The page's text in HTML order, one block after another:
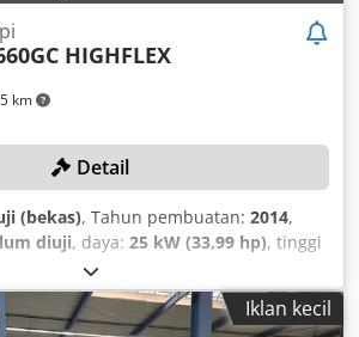
km
HIGHFLEX
Detail
(bekas), Tahun pembuatan: 2014,
diuji, daya: 25 kW (33,99 hp), tinggi
, ketebalan tepi (maks.):
sumbu X:18 m/menit,
CE, TECHNICAL DETAILS Panel
Iklan kecil